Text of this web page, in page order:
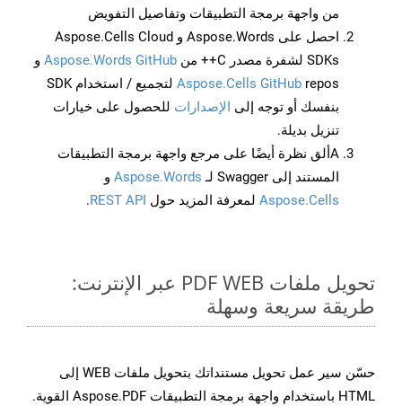
من واجهة برمجة التطبيقات وتفاصيل التفويض
احصل على Aspose.Words و Aspose.Cells Cloud
SDKs لشفرة مصدر C++ من
Aspose.Words GitHub و
Aspose.Cells GitHub
repos لتجميع / استخدام SDK
بنفسك أو توجه إلى الإصدارات للحصول على خيارات
تنزيل بديلة.
Aألق نظرة أيضًا على مرجع واجهة برمجة التطبيقات
المستند إلى Swagger لـ
Aspose.Words و
Aspose.Cells لمعرفة المزيد حول REST API
.
تحويل ملفات PDF WEB عبر الإنترنت:
طريقة سريعة وسهلة
حسّن سير عمل تحويل مستنداتك بتحويل ملفات WEB إلى
HTML باستخدام واجهة برمجة التطبيقات Aspose.PDF القوية.